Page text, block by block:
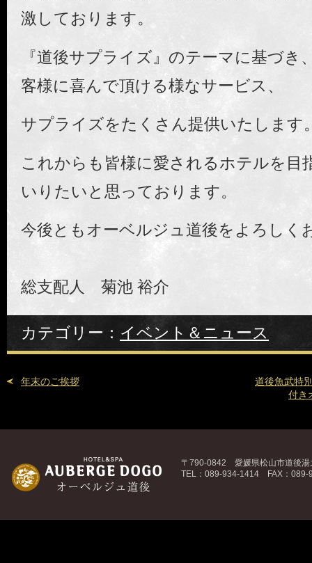
激しております。
『道後サプライズ』のテーマに基づき
客様に喜んで頂ける様なサービス、
サプライズをたくさん提供いたします
これからも皆様に愛されるホテルを目
いりたいと思っております。
今後ともオーベルジュ道後をよろしく
総支配人 菊池 裕介
カテゴリー： イベント＆ニュース
年末のご挨拶
道後魚武特
付き
〒790-0842 愛媛県松山市道後湯
TEL：089-934-1414 FAX：089-